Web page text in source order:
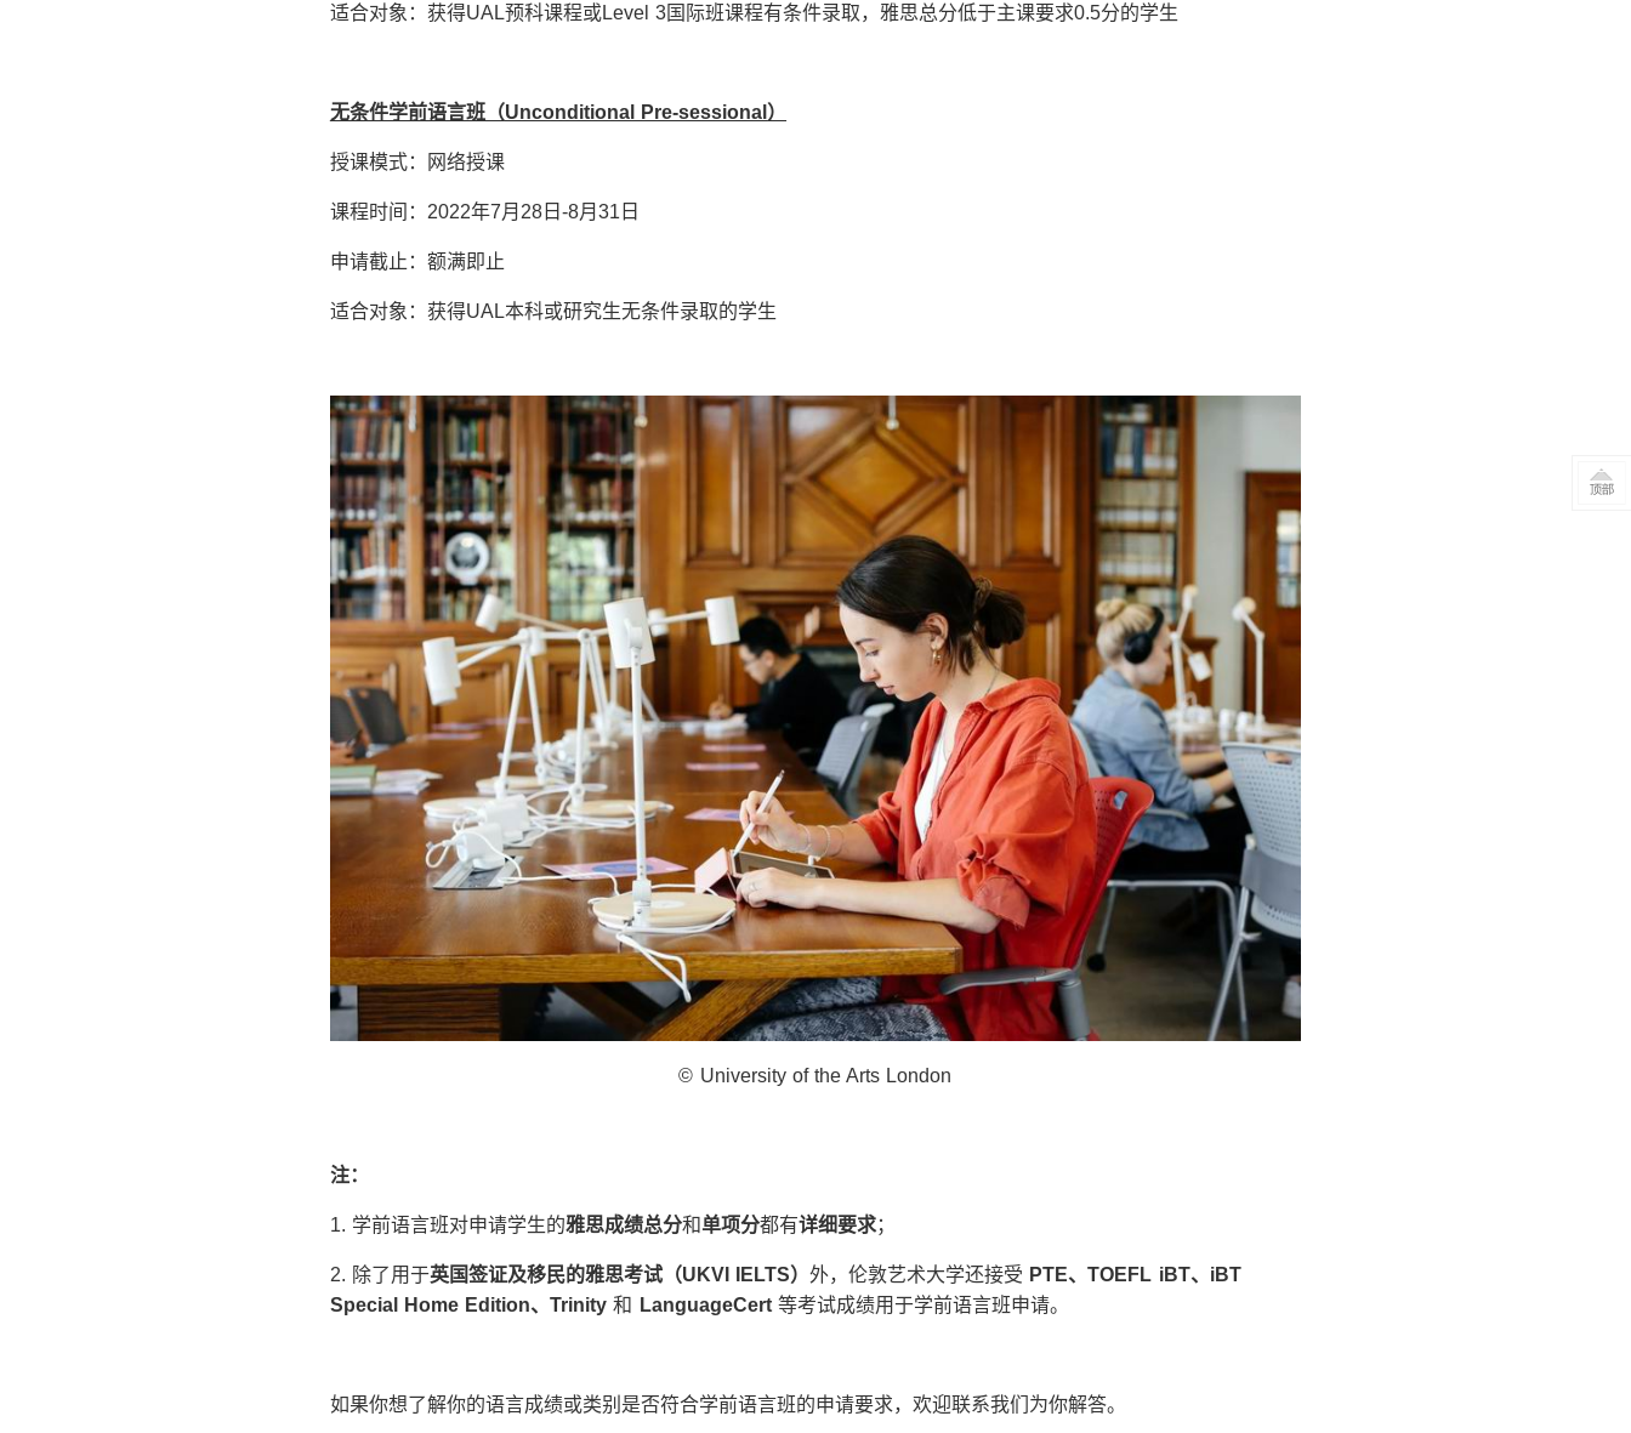
适合对象：获得UAL预科课程或Level 3国际班课程有条件录取，雅思总分低于主课要求0.5分的学生
无条件学前语言班（Unconditional Pre-sessional ）
授课模式：网络授课
课程时间：2022年7月28日-8月31日
申请截止：额满即止
适合对象：获得UAL本科或研究生无条件录取的学生
© University of the Arts London
注：
1. 学前语言班对申请学生的雅思成绩总分和单项分都有详细要求；
2. 除了用于英国签证及移民的雅思考试（UKVI IELTS）外，伦敦艺术大学还接受 PTE、TOEFL iBT、 iBT
Special Home Edition、Trinity和 LanguageCert等考试成绩用于学前语言班申请。
如果你想了解你的语言成绩或类别是否符合学前语言班的申请要求，欢迎联系我们为你解答。